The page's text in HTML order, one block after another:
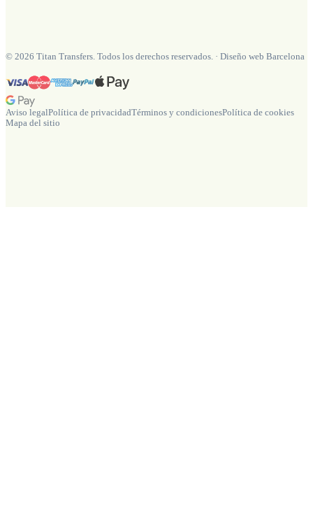
© 2026 Titan Transfers. Todos los derechos reservados. · Diseño web Barcelona
Aviso legalPolítica de privacidadTérminos y condicionesPolítica de cookies
Mapa del sitio